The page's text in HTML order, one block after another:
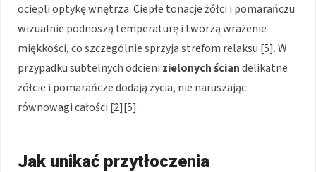
ociepli optykę wnętrza. Ciepłe tonacje żółci i pomarańczu
wizualnie podnoszą temperaturę i tworzą wrażenie
miękkości, co szczególnie sprzyja strefom relaksu [5]. W
przypadku subtelnych odcieni zielonych ściandelikatne
żółcie i pomarańcze dodają życia, nie naruszając
równowagi całości [2][5].
Jak unikać przytłoczenia